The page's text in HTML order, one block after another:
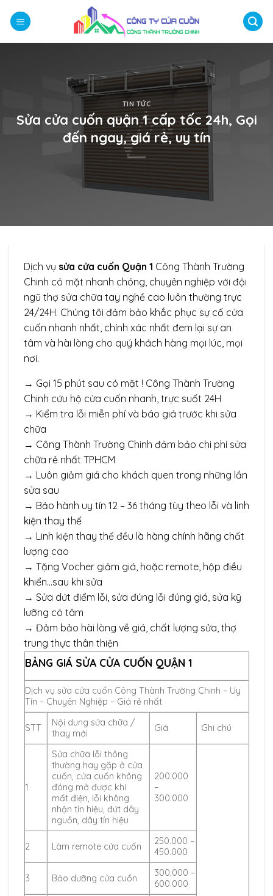
qua
TIN TỨC
Sửa cửa cuốn quận 1 cấp tốc 24h, Gọi
đến ngay, giá rẻ, uy tín
Dịch vụ sửa cửa cuốn Quận 1 Công Thành Trường
Chinh có mặt nhanh chóng, chuyên nghiệp với đội
ngũ thợ sửa chữa tay nghề cao luôn thường trực
24/24H. Chúng tôi đảm bảo khắc phục sự cố cửa
cuốn nhanh nhất, chính xác nhất đem lại sự an
tâm và hài lòng cho quý khách hàng mọi lúc, mọi
nơi.
→ Gọi 15 phút sau có mặt ! Công Thành Trường
Chinh cứu hộ cửa cuốn nhanh, trực suốt 24H
→ Kiểm tra lỗi miễn phí và báo giá trước khi sửa
chữa
→ Công Thành Trường Chinh đảm bảo chi phí sửa
chữa rẻ nhất TPHCM
→ Luôn giảm giá cho khách quen trong những lần
sửa sau
→ Bảo hành uy tín 12 – 36 tháng tùy theo lỗi và linh
kiện thay thế
→ Linh kiện thay thế đều là hàng chính hãng chất
lượng cao
→ Tặng Vocher giảm giá, hoặc remote, hộp điều
khiển…sau khi sửa
→ Sửa dứt điểm lỗi, sửa đúng lỗi đúng giá, sửa kỹ
lưỡng có tâm
→ Đảm bảo hài lòng về giá, chất lượng sửa, thợ
trung thực thân thiện
BẢNG GIÁ SỬA CỬA CUỐN QUẬN 1
Dịch vụ sửa cửa cuốn Công Thành Trường Chinh – Uy
Tín – Chuyên Nghiệp – Giá rẻ nhất
STT
Nội dung sửa chữa /
thay mới
Giá Ghi chú
1
Sửa chữa lỗi thông
thường hay gặp ở cửa
cuốn, cửa cuốn không
đóng mở được khi
mất điện, lỗi không
nhận tín hiệu, đứt dây
nguồn, dây tín hiệu
200.000
–
300.000
2 Làm remote cửa cuốn
250.000 –
450.000
3 Bảo dưỡng cửa cuốn
300.000 –
600.000